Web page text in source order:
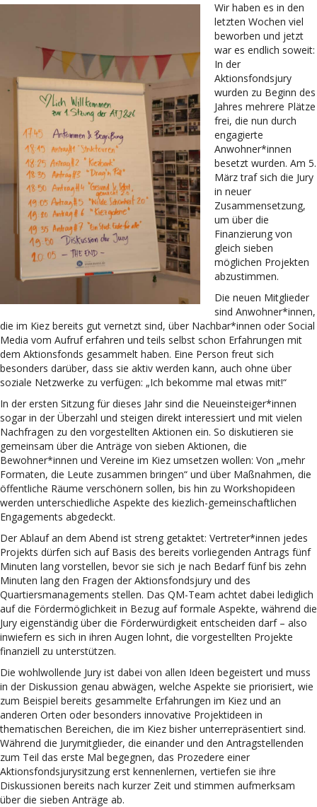
Wir haben es in den
letzten Wochen viel
beworben und jetzt
war es endlich soweit:
In der
Aktionsfondsjury
wurden zu Beginn des
Jahres mehrere Plätze
frei, die nun durch
engagierte
Anwohner*innen
besetzt wurden. Am 5.
März traf sich die Jury
in neuer
Zusammensetzung,
um über die
Finanzierung von
gleich sieben
möglichen Projekten
abzustimmen.
Die neuen Mitglieder
sind Anwohner*innen,
die im Kiez bereits gut vernetzt sind, über Nachbar*innen oder Social
Media vom Aufruf erfahren und teils selbst schon Erfahrungen mit
dem Aktionsfonds gesammelt haben. Eine Person freut sich
besonders darüber, dass sie aktiv werden kann, auch ohne über
soziale Netzwerke zu verfügen: „Ich bekomme mal etwas mit!“
In der ersten Sitzung für dieses Jahr sind die Neueinsteiger*innen
sogar in der Überzahl und steigen direkt interessiert und mit vielen
Nachfragen zu den vorgestellten Aktionen ein. So diskutieren sie
gemeinsam über die Anträge von sieben Aktionen, die
Bewohner*innen und Vereine im Kiez umsetzen wollen: Von „mehr
Formaten, die Leute zusammen bringen“ und über Maßnahmen, die
öffentliche Räume verschönern sollen, bis hin zu Workshopideen
werden unterschiedliche Aspekte des kiezlich-gemeinschaftlichen
Engagements abgedeckt.
Der Ablauf an dem Abend ist streng getaktet: Vertreter*innen jedes
Projekts dürfen sich auf Basis des bereits vorliegenden Antrags fünf
Minuten lang vorstellen, bevor sie sich je nach Bedarf fünf bis zehn
Minuten lang den Fragen der Aktionsfondsjury und des
Quartiersmanagements stellen. Das QM-Team achtet dabei lediglich
auf die Fördermöglichkeit in Bezug auf formale Aspekte, während die
Jury eigenständig über die Förderwürdigkeit entscheiden darf – also
inwiefern es sich in ihren Augen lohnt, die vorgestellten Projekte
finanziell zu unterstützen.
Die wohlwollende Jury ist dabei von allen Ideen begeistert und muss
in der Diskussion genau abwägen, welche Aspekte sie priorisiert, wie
zum Beispiel bereits gesammelte Erfahrungen im Kiez und an
anderen Orten oder besonders innovative Projektideen in
thematischen Bereichen, die im Kiez bisher unterrepräsentiert sind.
Während die Jurymitglieder, die einander und den Antragstellenden
zum Teil das erste Mal begegnen, das Prozedere einer
Aktionsfondsjurysitzung erst kennenlernen, vertiefen sie ihre
Diskussionen bereits nach kurzer Zeit und stimmen aufmerksam
über die sieben Anträge ab.